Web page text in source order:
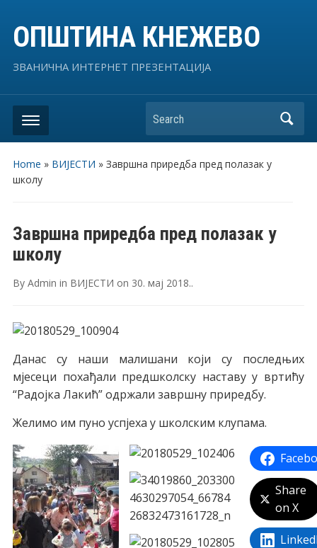
ОПШТИНА КНЕЖЕВО
ЗВАНИЧНА ИНТЕРНЕТ ПРЕЗЕНТАЦИЈА
Search
Home » ВИЈЕСТИ » Завршна приредба пред полазак у
школу
Завршна приредба пред полазак у
школу
By Admin in ВИЈЕСТИ on 30. мај 2018..
Данас су наши малишани који су последњих
мјесеци похађали предшколску наставу у вртићу
“Радојка Лакић” одржали завршну приредбу.
Желимо им пуно успјеха у школским клупама.
Share
on X